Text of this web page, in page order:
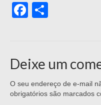
Facebook
Deixe um
O seu endereço de e-mail
obrigatórios são marcados